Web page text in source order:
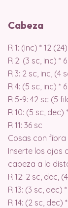
Cabeza
R 1: (inc) * 12 (24)
R 2: (3 sc, inc) *
R 3: 2 sc, inc, (4
R 4: (5 sc, inc) *
R 5-9: 42 sc (5
R 10: (5 sc, dec)
R 11: 36 sc
Cosas con fibra
Inserte los ojos
cabeza a la
R 12: 2 sc, dec,
R 13: (3 sc, dec)
R 14: (2 sc, dec)